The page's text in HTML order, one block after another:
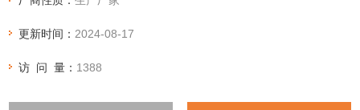
更新时间： 2024-08-17
访 问 量： 1388